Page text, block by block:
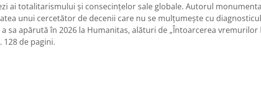
ai totalitarismului și consecințelor sale globale. Autorul
unui cercetător de decenii care nu se mulțumește cu
sa apărută în 2026 la Humanitas, alături de „Întoarcerea
de pagini.